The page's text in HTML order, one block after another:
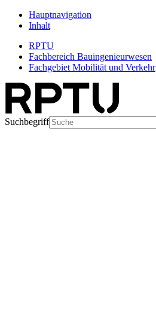
Hauptnavigation
Inhalt
RPTU
Fachbereich Bauingenieurwesen
Fachgebiet Mobilität und Verkehr
Suchbegriff